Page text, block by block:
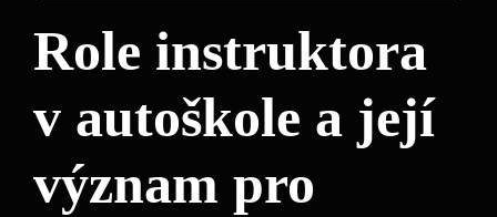
Role instruktora
v autoškole a její
význam pro